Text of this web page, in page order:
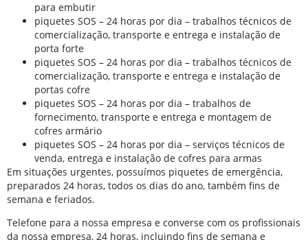
para embutir
piquetes SOS – 24 horas por dia – trabalhos técnicos de
comercialização, transporte e entrega e instalação de
porta forte
piquetes SOS – 24 horas por dia – trabalhos técnicos de
comercialização, transporte e entrega e instalação de
portas cofre
piquetes SOS – 24 horas por dia – trabalhos de
fornecimento, transporte e entrega e montagem de
cofres armário
piquetes SOS – 24 horas por dia – serviços técnicos de
venda, entrega e instalação de cofres para armas
Em situações urgentes, possuímos piquetes de emergência,
preparados 24 horas, todos os dias do ano, também fins de
semana e feriados.
Telefone para a nossa empresa e converse com os profissionais
da nossa empresa, 24 horas, incluindo fins de semana e